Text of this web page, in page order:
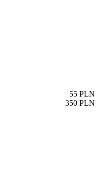
55 PLN
350 PLN